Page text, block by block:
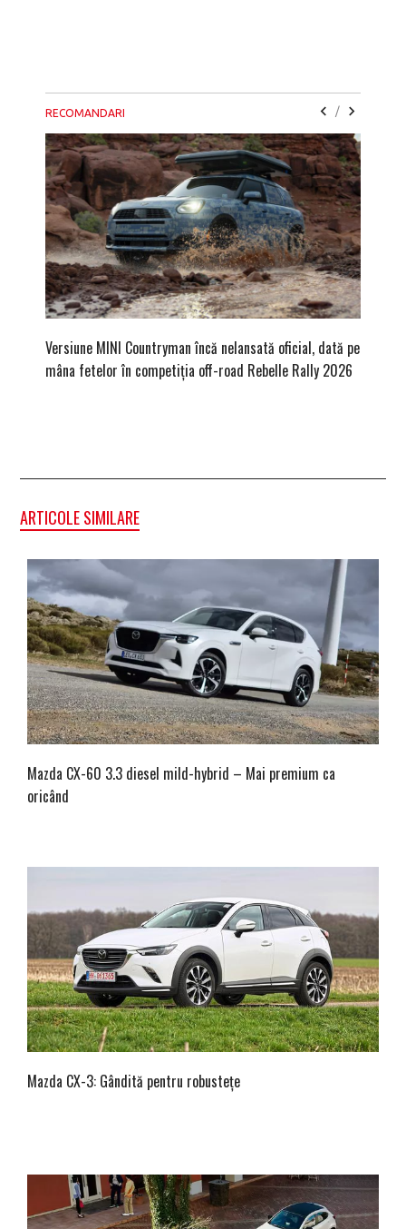
RECOMANDARI /
Versiune MINI Countryman încă nelansată oficial, dată pe
mâna fetelor în competiția off-road Rebelle Rally 2026
ARTICOLE SIMILARE
Mazda CX-60 3.3 diesel mild-hybrid – Mai premium ca
oricând
Mazda CX-3: Gândită pentru robustețe